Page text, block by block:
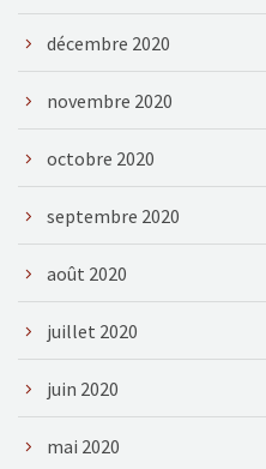
décembre 2020
novembre 2020
octobre 2020
septembre 2020
août 2020
juillet 2020
juin 2020
mai 2020